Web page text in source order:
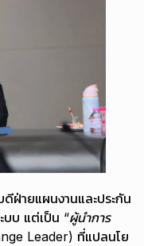
ดีฝ่ายแผนงานและประกัน
บบ แต่เป็น “ผู้นำการ
Leader) ที่แปลนโย